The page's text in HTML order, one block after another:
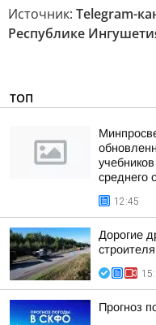
Источник: Telegram-
Республике
ТОП
среднего
12:45
Дорогие
Прогноз